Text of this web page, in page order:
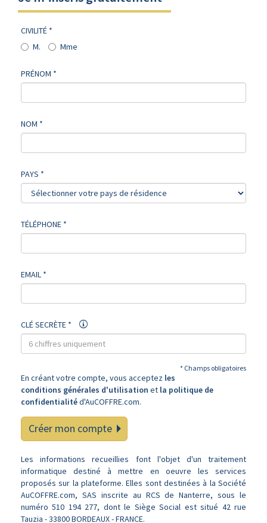
CIVILITÉ *
M.
Mme
PRÉNOM *
NOM *
PAYS *
TÉLÉPHONE *
EMAIL *
CLÉ SECRÈTE *
* Champs obligatoires
En créant votre compte, vous acceptez les
conditions générales d'utilisation et la politique de
confidentialitéd'AuCOFFRE.com.
Créer mon compte
Les informations recueillies font l'objet d'un traitement
informatique destiné à mettre en oeuvre les services
proposés sur la plateforme. Elles sont destinées à la Société
AuCOFFRE.com, SAS inscrite au RCS de Nanterre, sous le
numéro 510 194 277, dont le Siège Social est situé 42 rue
Tauzia - 33800 BORDEAUX - FRANCE.